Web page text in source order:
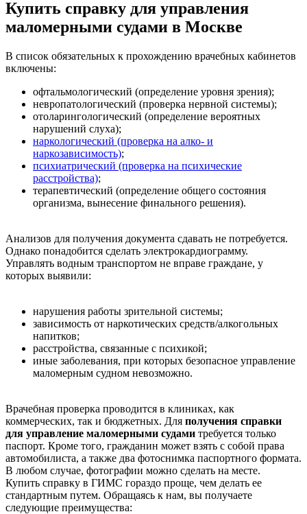
Купить справку для управления
маломерными судами в Москве
В список обязательных к прохождению врачебных кабинетов
включены:
офтальмологический (определение уровня зрения);
невропатологический (проверка нервной системы);
отоларингологический (определение вероятных
нарушений слуха);
наркологический (проверка на алко- и
наркозависимость);
психиатрический (проверка на психические
расстройства);
терапевтический (определение общего состояния
организма, вынесение финального решения).
Анализов для получения документа сдавать не потребуется.
Однако понадобится сделать электрокардиограмму.
Управлять водным транспортом не вправе граждане, у
которых выявили:
нарушения работы зрительной системы;
зависимость от наркотических средств/алкогольных
напитков;
расстройства, связанные с психикой;
иные заболевания, при которых безопасное управление
маломерным судном невозможно.
Врачебная проверка проводится в клиниках, как
коммерческих, так и бюджетных. Для получения справки
для управление маломерными судами требуется только
паспорт. Кроме того, гражданин может взять с собой права
автомобилиста, а также два фотоснимка паспортного формата.
В любом случае, фотографии можно сделать на месте.
Купить справку в ГИМС гораздо проще, чем делать ее
стандартным путем. Обращаясь к нам, вы получаете
следующие преимущества: